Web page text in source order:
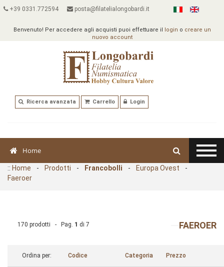
+39 0331.772594 posta@filatelialongobardi.it
Benvenuto! Per accedere agli acquisti puoi effettuare il login o creare un
nuovo account
Ricerca avanzata Carrello Login
Home
:: Home - Prodotti - Francobolli - Europa Ovest
-
Faeroer
FAEROER
170 prodotti - Pag. 1 di 7
Ordina per: Codice Categoria Prezzo